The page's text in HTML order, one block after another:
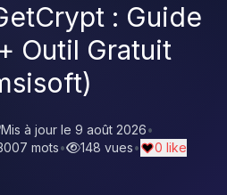
: Guide
Outil Gratuit
Mis à jour le 9 août 2026•
mots• 148 vues• 0 like